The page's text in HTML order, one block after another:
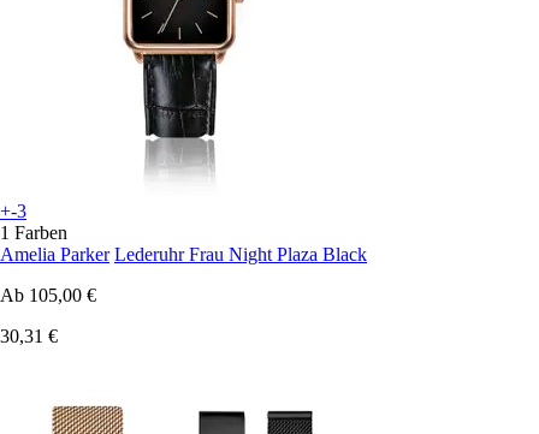
+-3
1 Farben
Amelia Parker Lederuhr Frau Night Plaza Black
Ab 105,00 €
30,31 €